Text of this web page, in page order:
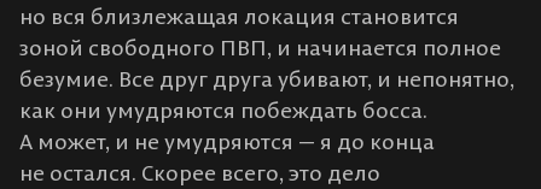
но вся близлежащая локация становится
зоной свободного ПВП, и начинается полное
безумие. Все друг друга убивают, и непонятно,
как они умудряются побеждать босса.
А может, и не умудряются — я до конца
не остался. Скорее всего, это дело